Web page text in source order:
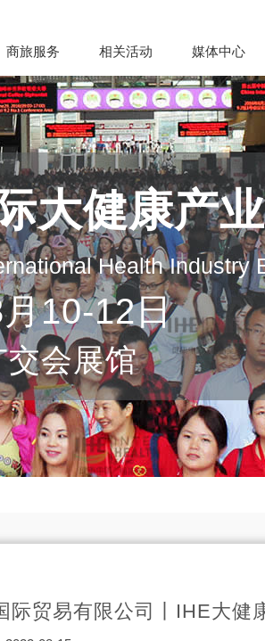
商旅服务 相关活动 媒体中心
大健康产
Health Industry
10-12日
交会展馆
际贸易有限公司丨IHE大健